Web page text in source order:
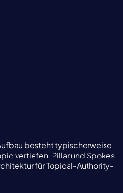
besteht typischerweise
vertiefen. Pillar und Spokes
für Topical-Authority-